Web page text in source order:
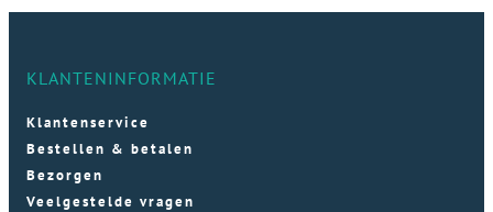
KLANTENINFORMATIE
Klantenservice
Bestellen & betalen
Bezorgen
Veelgestelde vragen